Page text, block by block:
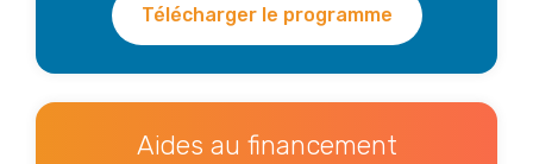
Télécharger le programme
Aides au financement